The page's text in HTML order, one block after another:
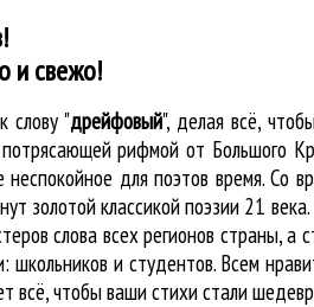
и свежо!
слову "дрейфовый", делая всё,
рифмой от
для поэтов время. Со
золотой классикой поэзии 21
слова всех регионов страны, а
и студентов. Всем
всё, чтобы ваши стихи стали